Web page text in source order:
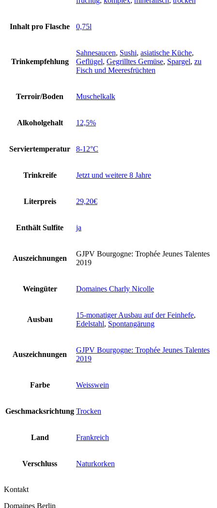
Inhalt pro Flasche 0,75l
Trinkempfehlung
Sahnesaucen, Sushi, asiatische Küche,
Geflügel, Gegrilltes Gemüse, Spargel, zu
Fisch und Meeresfrüchten
Terroir/Boden Muschelkalk
Alkoholgehalt 12,5%
Serviertemperatur 8-12°C
Trinkreife Jetzt und weitere 8 Jahre
Literpreis 29,20€
Enthält Sulfite ja
Auszeichnungen
GJPV Bourgogne: Trophée Jeunes Talentes
2019
Weingüter Domaines Charly Nicolle
Ausbau
15-monatiger Ausbau auf der Feinhefe,
Edelstahl, Spontangärung
Auszeichnungen
GJPV Bourgogne: Trophée Jeunes Talentes
2019
Farbe Weisswein
Geschmacksrichtung Trocken
Land Frankreich
Verschluss Naturkorken
Kontakt
Domaines Berlin